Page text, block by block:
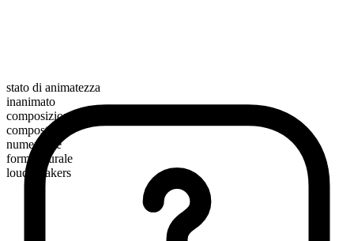
stato di animatezza
inanimato
composizione morfologica
composto
numerabile
forma plurale
loudspeakers